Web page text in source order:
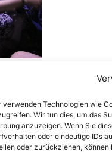
verwenden Technologien wie
Wir tun dies, um das
anzuzeigen. Wenn Sie
oder eindeutige IDs
oder zurückziehen,